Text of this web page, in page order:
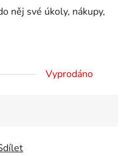
něj své úkoly, nákupy,
Vyprodáno